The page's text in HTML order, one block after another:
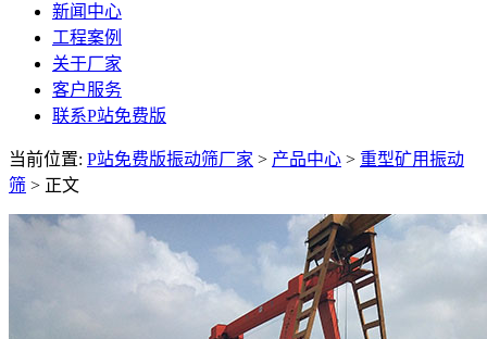
新闻中心
工程案例
关于厂家
客户服务
联系P站免费版
当前位置: P站免费版振动筛厂家 > 产品中心 > 重型矿用振动
筛 > 正文